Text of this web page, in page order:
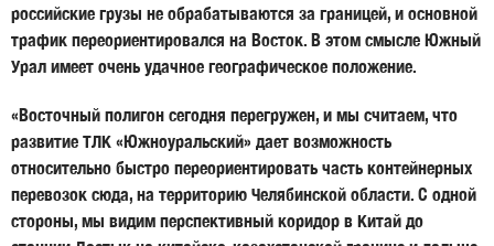
российские грузы не обрабатываются за границей, и основной
трафик переориентировался на Восток. В этом смысле Южный
Урал имеет очень удачное географическое положение.
«Восточный полигон сегодня перегружен, и мы считаем, что
развитие ТЛК «Южноуральский» дает возможность
относительно быстро переориентировать часть контейнерных
перевозок сюда, на территорию Челябинской области. С одной
стороны, мы видим перспективный коридор в Китай до